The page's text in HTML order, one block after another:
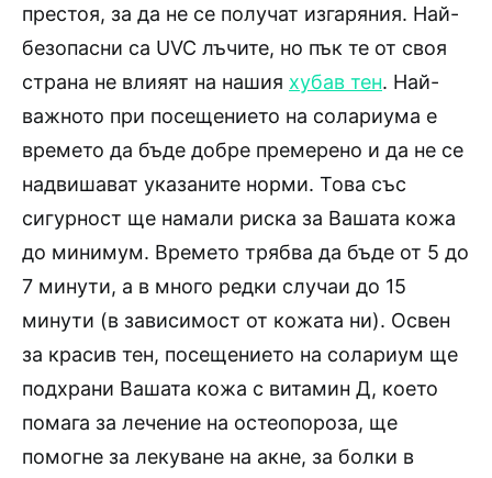
престоя, за да не се получат изгаряния. Най-
безопасни са UVC лъчите, но пък те от своя
страна не влияят на нашия хубав тен. Най-
важното при посещението на солариума е
времето да бъде добре премерено и да не се
надвишават указаните норми. Това със
сигурност ще намали риска за Вашата кожа
до минимум. Времето трябва да бъде от 5 до
7 минути, а в много редки случаи до 15
минути (в зависимост от кожата ни). Освен
за красив тен, посещението на солариум ще
подхрани Вашата кожа с витамин Д, което
помага за лечение на остеопороза, ще
помогне за лекуване на акне, за болки в